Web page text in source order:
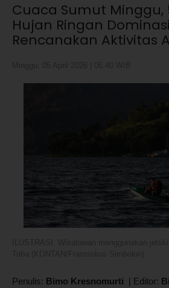
Cuaca Sumut Minggu,
Hujan Ringan
Rencanakan Aktivitas
Penulis: Bimo Kresnomurti | Editor: